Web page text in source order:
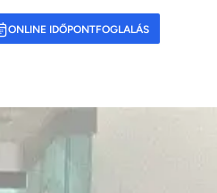
ONLINE IDŐPONTFOGLALÁS